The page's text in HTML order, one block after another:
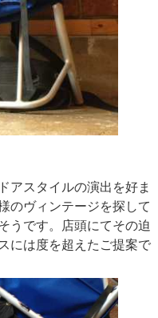
アスタイルの演出を好ま
のヴィンテージを探して
うです。店頭にてその迫
には度を超えたご提案で